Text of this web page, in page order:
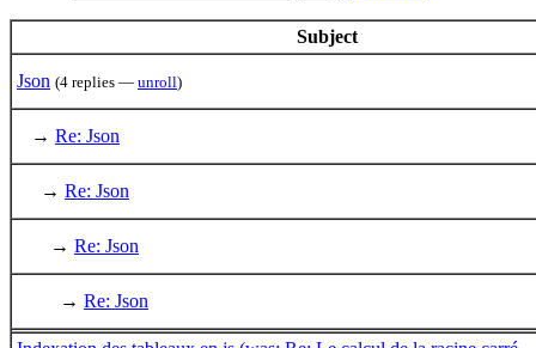
Subject
Json (4 replies — unroll)
→ Re: Json
→ Re: Json
→ Re: Json
→ Re: Json